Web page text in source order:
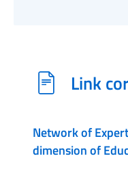
Link
Network of
dimension of